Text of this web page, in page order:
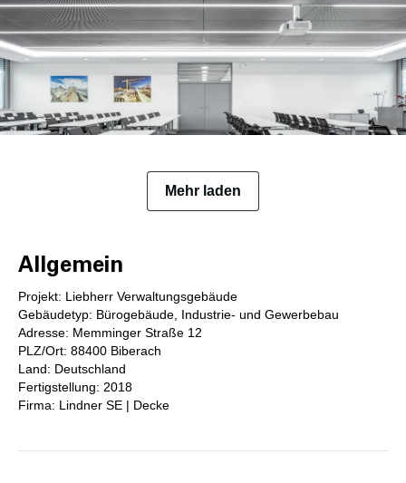
Mehr laden
Allgemein
Projekt: Liebherr Verwaltungsgebäude
Gebäudetyp: Bürogebäude, Industrie- und Gewerbebau
Adresse: Memminger Straße 12
PLZ/Ort: 88400 Biberach
Land: Deutschland
Fertigstellung: 2018
Firma: Lindner SE | Decke